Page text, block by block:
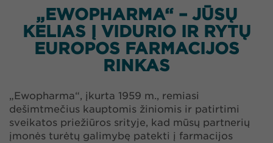
„EWOPHARMA“ – JŪSŲ
KELIAS Į VIDURIO IR RYTŲ
EUROPOS FARMACIJOS
RINKAS
„Ewopharma“, įkurta 1959 m., remiasi
dešimtmečius kauptomis žiniomis ir patirtimi
sveikatos priežiūros srityje, kad mūsų partnerių
įmonės turėtų galimybę patekti į farmacijos